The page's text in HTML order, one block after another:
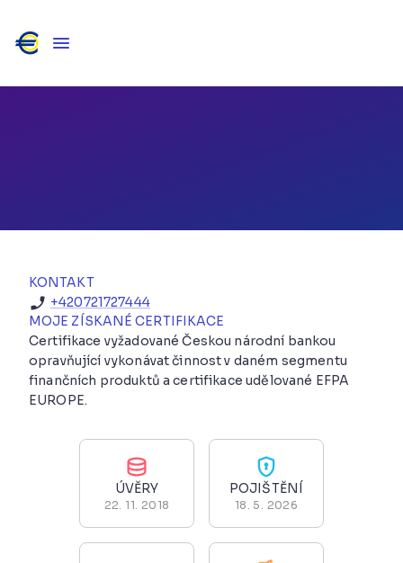
KONTAKT
+420721727444
MOJE ZÍSKANÉ CERTIFIKACE
Certifikace vyžadované Českou národní bankou
opravňující vykonávat činnost v daném segmentu
finančních produktů a certifikace udělované EFPA
EUROPE.
ÚVĚRY
22. 11. 2018
POJIŠTĚNÍ
18. 5. 2026